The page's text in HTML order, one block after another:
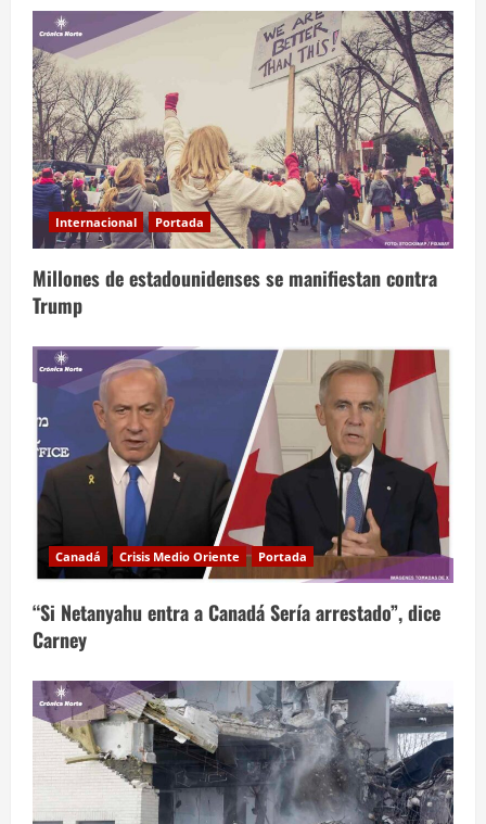
Internacional Portada
Millones de estadounidenses se manifiestan contra
Trump
Canadá Crisis Medio Oriente Portada
“Si Netanyahu entra a Canadá Sería arrestado”, dice
Carney